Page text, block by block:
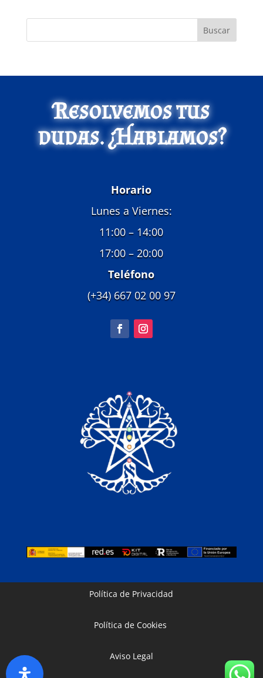
Buscar
Resolvemos tus
dudas. ¿Hablamos?
Horario
Lunes a Viernes:
11:00 – 14:00
17:00 – 20:00
Teléfono
(+34) 667 02 00 97
Política de Privacidad
Política de Cookies
Aviso Legal